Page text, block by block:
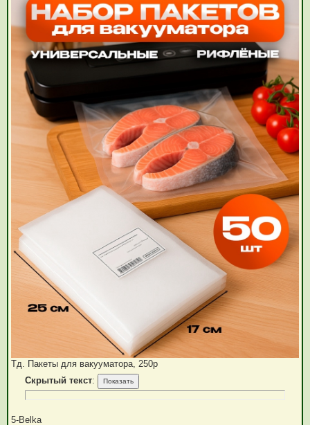
Тд. Пакеты для вакууматора, 250р
Скрытый текст:
5-Belka